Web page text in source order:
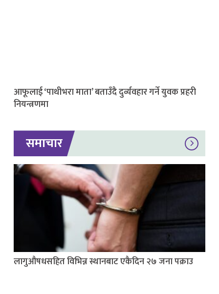
आफूलाई ‘पाथीभरा माता’ बताउँदै दुर्व्यवहार गर्ने युवक प्रहरी
नियन्त्रणमा
समाचार
लागुऔषधसहित विभिन्न स्थानबाट एकैदिन २७ जना पक्राउ